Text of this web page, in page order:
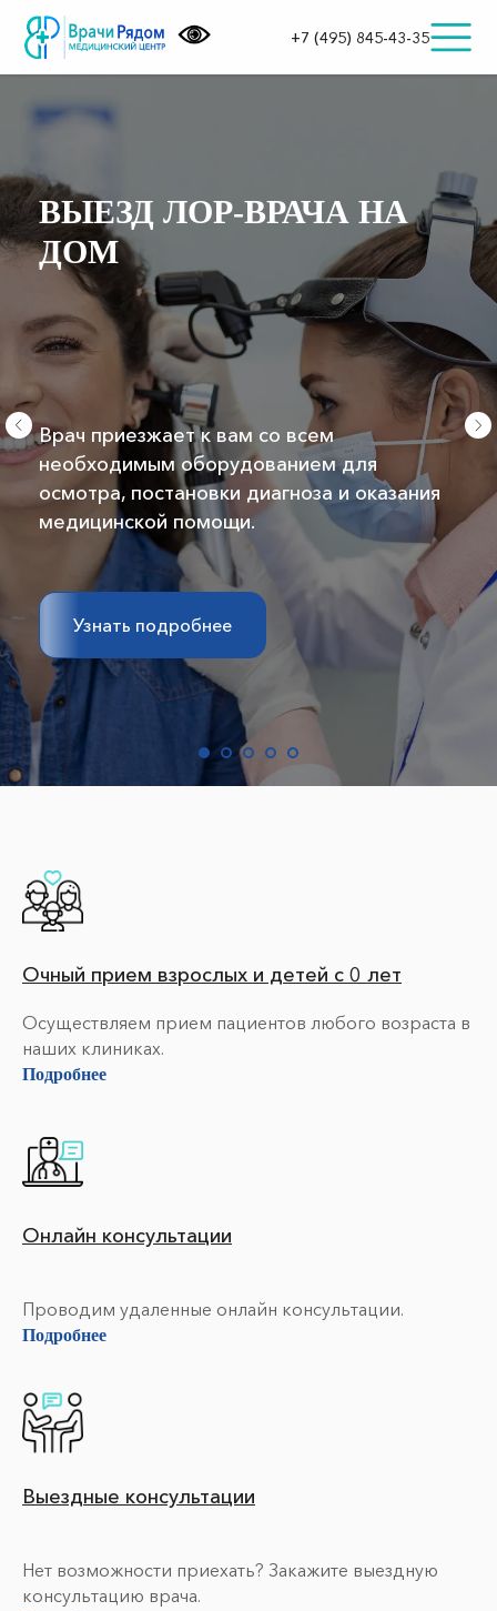
ВЫЕЗД ЛОР-ВРАЧА НА
ДОМ
Врач приезжает к вам со всем
необходимым оборудованием для
осмотра, постановки диагноза и оказания
медицинской помощи.
Узнать подробнее
Очный прием взрослых и детей с 0 лет
Осуществляем прием пациентов любого возраста в
наших клиниках.
Подробнее
Онлайн консультации
Проводим удаленные онлайн консультации.
Подробнее
Выездные консультации
Нет возможности приехать? Закажите выездную
консультацию врача.